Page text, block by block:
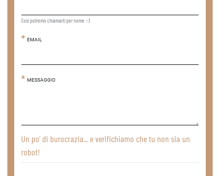
Così potremo chiamarti per nome :-)
EMAIL
MESSAGGIO
Un po' di burocrazia... e verifichiamo che tu non sia un
robot!